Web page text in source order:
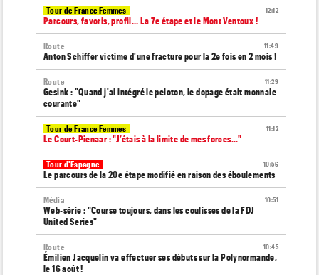
12:12
Tour de France Femmes
Parcours, favoris, profil… La 7e étape et le Mont Ventoux !
11:49
Route
Anton Schiffer victime d'une fracture pour la 2e fois en 2 mois !
11:29
Route
Gesink : "Quand j'ai intégré le peloton, le dopage était monnaie
courante"
11:12
Tour de France Femmes
Le Court-Pienaar : "J’étais à la limite de mes forces..."
10:56
Tour d'Espagne
Le parcours de la 20e étape modifié en raison des éboulements
10:51
Média
Web-série : "Course toujours, dans les coulisses de la FDJ
United Series"
10:45
Route
Émilien Jacquelin va effectuer ses débuts sur la Polynormande,
le 16 août !